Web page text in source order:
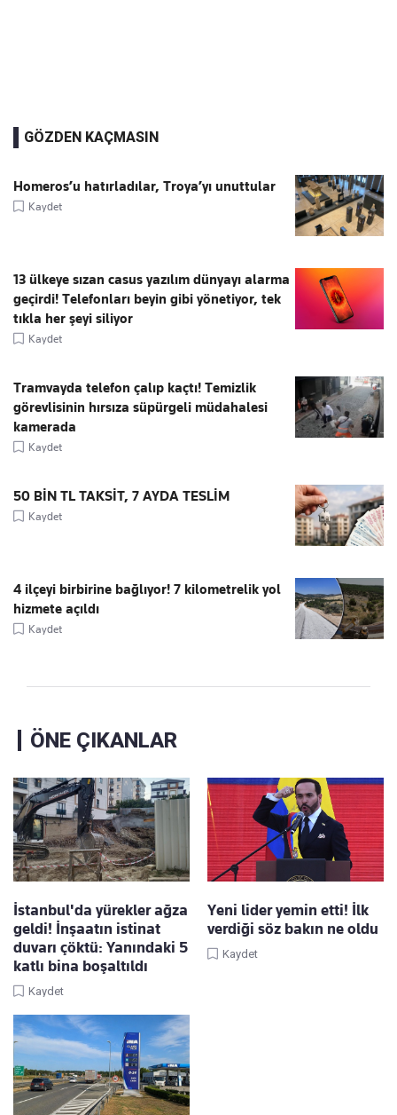
GÖZDEN KAÇMASIN
Homeros’u hatırladılar, Troya’yı unuttular
Kaydet
13 ülkeye sızan casus yazılım dünyayı alarma
geçirdi! Telefonları beyin gibi yönetiyor, tek
tıkla her şeyi siliyor
Kaydet
Tramvayda telefon çalıp kaçtı! Temizlik
görevlisinin hırsıza süpürgeli müdahalesi
kamerada
Kaydet
50 BİN TL TAKSİT, 7 AYDA TESLİM
Kaydet
4 ilçeyi birbirine bağlıyor! 7 kilometrelik yol
hizmete açıldı
Kaydet
ÖNE ÇIKANLAR
İstanbul'da yürekler ağza
geldi! İnşaatın istinat
duvarı çöktü: Yanındaki 5
katlı bina boşaltıldı
Kaydet
Yeni lider yemin etti! İlk
verdiği söz bakın ne oldu
Kaydet